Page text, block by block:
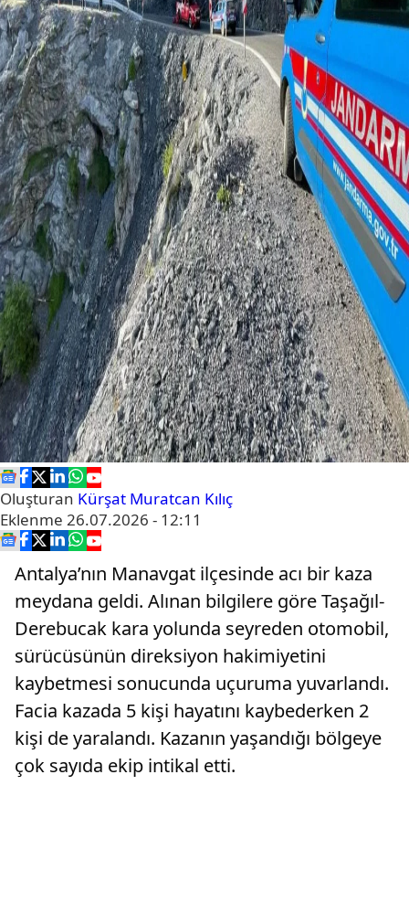
Oluşturan Kürşat Muratcan Kılıç
Eklenme 26.07.2026 - 12:11
Antalya’nın Manavgat ilçesinde acı bir kaza
meydana geldi. Alınan bilgilere göre Taşağıl-
Derebucak kara yolunda seyreden otomobil,
sürücüsünün direksiyon hakimiyetini
kaybetmesi sonucunda uçuruma yuvarlandı.
Facia kazada 5 kişi hayatını kaybederken 2
kişi de yaralandı. Kazanın yaşandığı bölgeye
çok sayıda ekip intikal etti.